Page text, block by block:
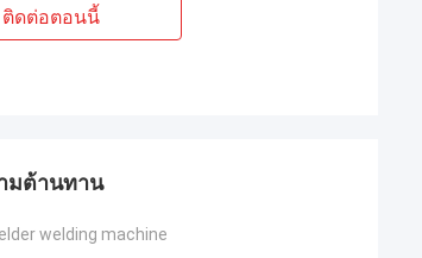
ติดต่อตอนนี้
มต้านทาน
welding machine